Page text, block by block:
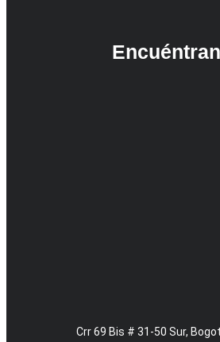
Crr 69 Bis # 31-50 Sur,